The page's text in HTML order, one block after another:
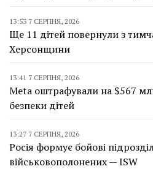
13:53 7 СЕРПНЯ, 2026
Ще 11 дітей повернули з
Херсонщини
13:41 7 СЕРПНЯ, 2026
Meta оштрафували на $567
безпеки дітей
13:27 7 СЕРПНЯ, 2026
Росія формує бойові
військовополонених — ISW